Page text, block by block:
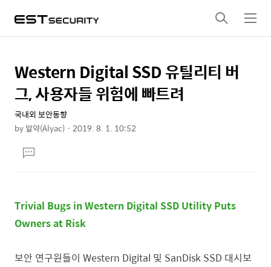
검
색
메
뉴
상
세
컨
텐
본
문
제
목
Western Digital SSD 유틸리티 버
그, 사용자들 위험에 빠트려
국내외 보안동향
by알약(Alyac) 2019. 8. 1. 10:52
문댓
글
Trivial Bugs in Western Digital SSD Utility Puts
Owners at Risk
보안 연구원들이 Western Digital 및 SanDisk SSD 대시보